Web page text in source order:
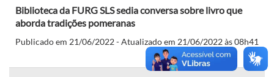
Biblioteca da FURG SLS sedia conversa sobre livro que
aborda tradições pomeranas
Publicado em 21/06/2022 - Atualizado em 21/06/2022 às 08h41